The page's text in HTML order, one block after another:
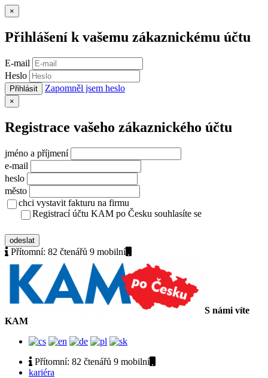
×
Přihlášení k vašemu zákaznickému účtu
E-mail
Heslo
Přihlásit Zapomněl jsem heslo
×
Registrace vašeho zákaznického účtu
jméno a příjmení
e-mail
heslo
město
chci vystavit fakturu na firmu
Registrací účtu KAM po Česku souhlasíte se
odeslat
Přítomní: 82 čtenářů 9 mobilní
S námi víte
KAM
Přítomní: 82 čtenářů 9 mobilní
kariéra